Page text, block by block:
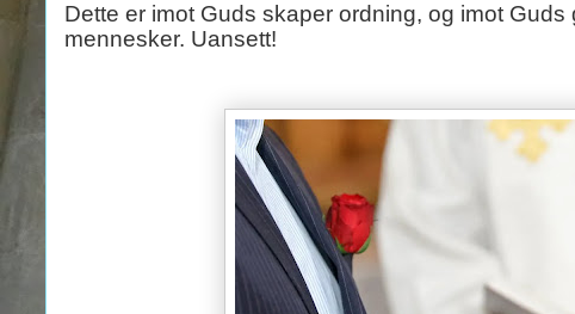
Dette er imot Guds skaper ordning, og imot
mennesker. Uansett!